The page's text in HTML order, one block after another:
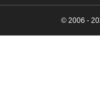
© 2006 -